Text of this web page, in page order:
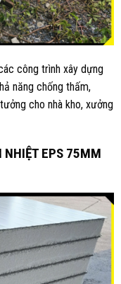
công trình xây dựng
năng chống thấm,
cho nhà kho, xưởng
NHIỆT EPS 75MM